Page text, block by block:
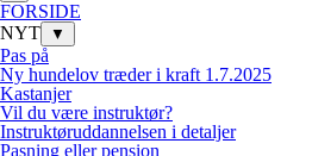
FORSIDE
NYT
▼
Pas på
Ny hundelov træder i kraft 1.7.2025
Kastanjer
Vil du være instruktør?
Instruktøruddannelsen i detaljer
Pasning eller pension